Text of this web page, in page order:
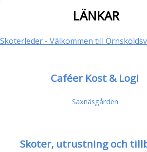
LÄNKAR
Skoterleder - Välkommen till
Caféer Kost & Logi
Saxnäsgården
Skoter, utrustning och